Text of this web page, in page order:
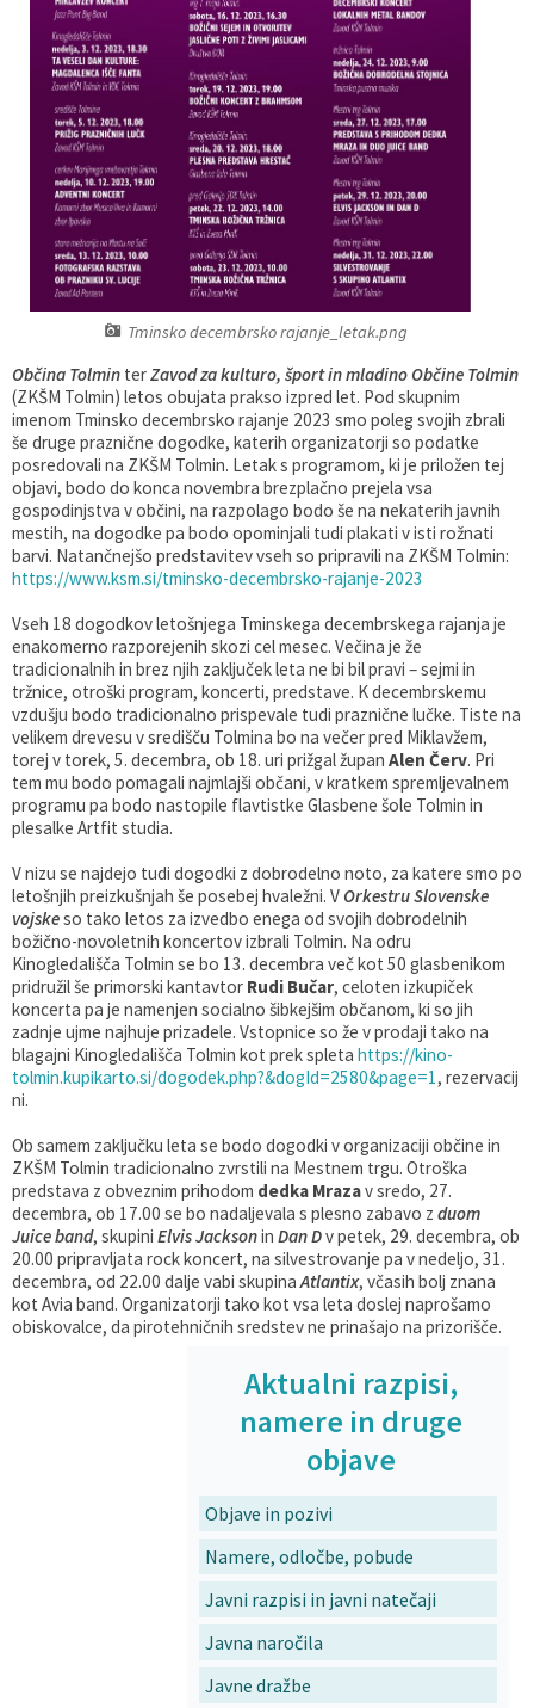
Tminsko decembrsko rajanje_letak.png
Občina Tolmin terZavod za kulturo, šport in mladino Občine Tolmin
(ZKŠM Tolmin) letos obujata prakso izpred let. Pod skupnim
imenom Tminsko decembrsko rajanje 2023 smo poleg svojih zbrali
še druge praznične dogodke, katerih organizatorji so podatke
posredovali na ZKŠM Tolmin. Letak s programom, ki je priložen tej
objavi, bodo do konca novembra brezplačno prejela vsa
gospodinjstva v občini, na razpolago bodo še na nekaterih javnih
mestih, na dogodke pa bodo opominjali tudi plakati v isti rožnati
barvi. Natančnejšo predstavitev vseh so pripravili na ZKŠM Tolmin:
https://www.ksm.si/tminsko-decembrsko-rajanje-2023
Vseh 18 dogodkov letošnjega Tminskega decembrskega rajanja je
enakomerno razporejenih skozi cel mesec. Večina je že
tradicionalnih in brez njih zaključek leta ne bi bil pravi – sejmi in
tržnice, otroški program, koncerti, predstave. K decembrskemu
vzdušju bodo tradicionalno prispevale tudi praznične lučke. Tiste na
velikem drevesu v središču Tolmina bo na večer pred Miklavžem,
torej v torek, 5. decembra, ob 18. uri prižgal župan Alen Červ. Pri
tem mu bodo pomagali najmlajši občani, v kratkem spremljevalnem
programu pa bodo nastopile flavtistke Glasbene šole Tolmin in
plesalke Artfit studia.
V nizu se najdejo tudi dogodki z dobrodelno noto, za katere smo po
letošnjih preizkušnjah še posebej hvaležni. V Orkestru Slovenske
vojskeso tako letos za izvedbo enega od svojih dobrodelnih
božično-novoletnih koncertov izbrali Tolmin. Na odru
Kinogledališča Tolmin se bo 13. decembra več kot 50 glasbenikom
pridružil še primorski kantavtor Rudi Bučar, celoten izkupiček
koncerta pa je namenjen socialno šibkejšim občanom, ki so jih
zadnje ujme najhuje prizadele. Vstopnice so že v prodaji tako na
blagajni Kinogledališča Tolmin kot prek spleta https://kino-
tolmin.kupikarto.si/dogodek.php?&dogId=2580&page=1, rezervacij
ni.
Ob samem zaključku leta se bodo dogodki v organizaciji občine in
ZKŠM Tolmin tradicionalno zvrstili na Mestnem trgu. Otroška
predstava z obveznim prihodom dedka Mrazav sredo, 27.
decembra, ob 17.00 se bo nadaljevala s plesno zabavo z duom
Juice band, skupini Elvis Jacksonin Dan Dv petek, 29. decembra, ob
20.00 pripravljata rock koncert, na silvestrovanje pa v nedeljo, 31.
decembra, od 22.00 dalje vabi skupinaAtlantix, včasih bolj znana
kot Avia band. Organizatorji tako kot vsa leta doslej naprošamo
obiskovalce, da pirotehničnih sredstev ne prinašajo na prizorišče.
Aktualni razpisi,
namere in druge
objave
Objave in pozivi
Namere, odločbe, pobude
Javni razpisi in javni natečaji
Javna naročila
Javne dražbe
Varstvo osebnih podatkov
Katalog informacij javnega značaja
Občinska volilna komisija
Svet za preventivo in vzgojo v cestnem prometu
Viri pomoči za področje duševnega zdravja
En Svet EKO sklad
Varuhov kotiček